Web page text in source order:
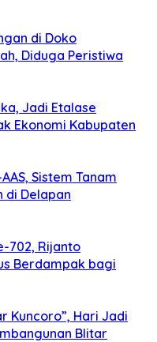
di Doko
Diduga Peristiwa
Jadi Etalase
Ekonomi Kabupaten
Sistem Tanam
di Delapan
702, Rijanto
Berdampak bagi
Kuncoro”, Hari Jadi
Blitar